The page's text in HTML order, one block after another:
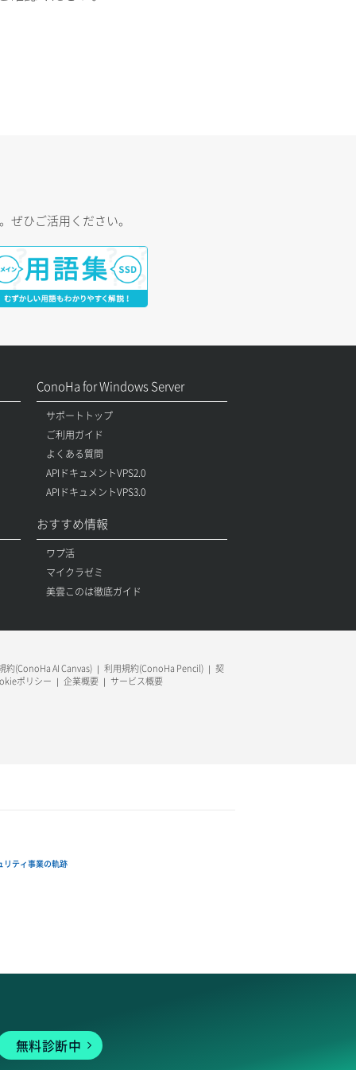
ひご活用ください。
ConoHa for Windows Server
サポートトップ
ご利用ガイド
よくある質問
APIドキュメントVPS2.0
APIドキュメントVPS3.0
おすすめ情報
ワプ活
マイクラゼミ
美雲このは徹底ガイド
約(ConoHa AI Canvas) 利用規約(ConoHa Pencil)
契
ポリシー 企業概要 サービス概要
リティ事業の軌跡
無料診断中